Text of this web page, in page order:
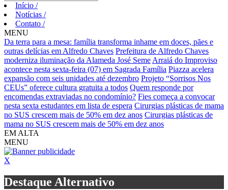
Início /
Notícias /
Contato /
MENU
Da terra para a mesa: família transforma inhame em doces, pães e
outras delícias em Alfredo Chaves Prefeitura de Alfredo Chaves
moderniza iluminação da Alameda José Seme Arraiá do Improviso
acontece nesta sexta-feira (07) em Sagrada Família Piazza acelera
expansão com seis unidades até dezembro Projeto “Sorrisos Nos
CEUs” oferece cultura gratuita a todos Quem responde por
encomendas extraviadas no condomínio? Fies começa a convocar
nesta sexta estudantes em lista de espera Cirurgias plásticas de mama
no SUS crescem mais de 50% em dez anos Cirurgias plásticas de
mama no SUS crescem mais de 50% em dez anos
EM ALTA
MENU
X
Destaque Alternativo